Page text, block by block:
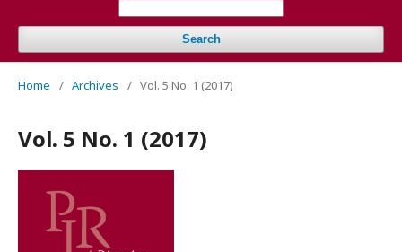
Search
Home / Archives / Vol. 5 No. 1 (2017)
Vol. 5 No. 1 (2017)